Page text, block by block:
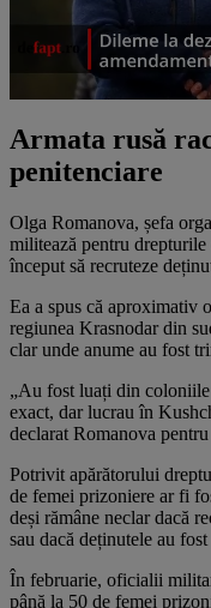
Armata rusă
penitenciare
Olga Romanova, șefa
militează pentru
început să recruteze
Ea a spus că aproximativ
regiunea Krasnodar din
clar unde anume au fost
„Au fost luați din
exact, dar lucrau în
declarat Romanova
Potrivit apărătorului
de femei prizoniere ar fi
deși rămâne neclar dacă
sau dacă deținutele au
În februarie, oficialii
până la 50 de femei